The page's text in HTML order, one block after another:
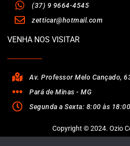
(37) 9 9664-4545
zetticar@hotmail.com
VENHA NOS VISITAR
Av. Professor Melo Cançado,
Pará de Minas - MG
Segunda a Sexta: 8:00 às 18:00
Copyright © 2024. Ozio